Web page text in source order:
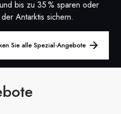
bis zu 35 % sparen oder
Antarktis sichern.
Sie alle Spezial-Angebote